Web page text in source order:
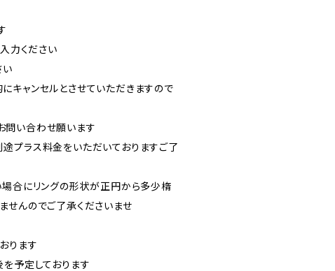
力ください
い
キャンセルとさせていただきますので
い合わせ願います
プラス料金をいただいておりますご了
合にリングの形状が正円から多少楕
せんのでご了承くださいませ
ります
予定しております